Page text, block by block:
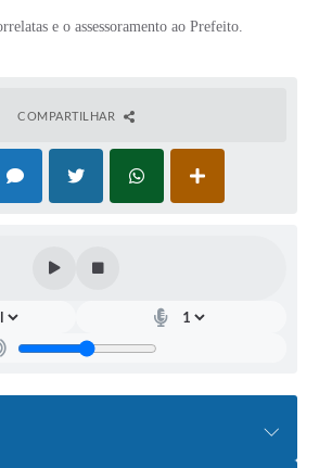
e o assessoramento ao Prefeito.
COMPARTILHAR